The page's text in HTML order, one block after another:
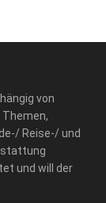
von
Themen,
Reise-/ und
und will der